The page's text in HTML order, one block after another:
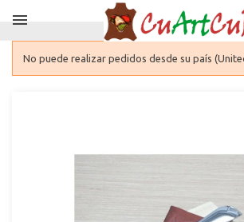

No puede realizar pedidos desde su país